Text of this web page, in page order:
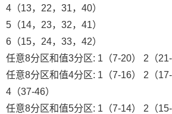
4（13，22，31，40）
5（14，23，32，41）
6（15，24，33，42）
任意8分区和值3分区: 1（7-20） 2（21-
任意8分区和值4分区: 1（7-16） 2（17-
4（37-46）
任意8分区和值5分区: 1（7-14） 2（15-